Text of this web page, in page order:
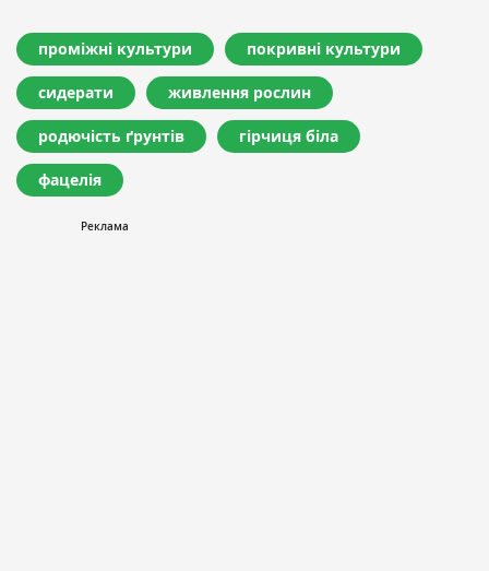
проміжні культури покривні культури
сидерати живлення рослин
родючість ґрунтів гірчиця біла
фацелія